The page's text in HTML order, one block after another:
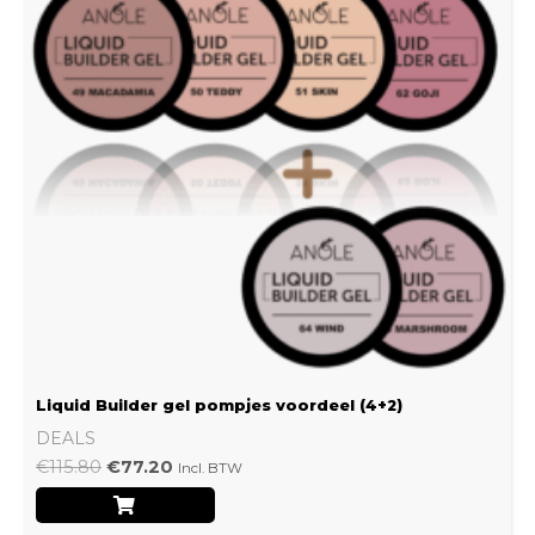
Liquid Builder gel pompjes voordeel (4+2)
DEALS
€115.80 €77.20 Incl. BTW